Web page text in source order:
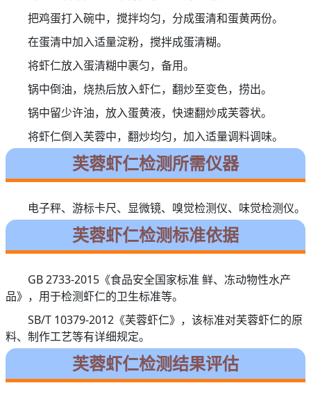
把鸡蛋打入碗中，搅拌均匀，分成蛋清和蛋黄两份。
在蛋清中加入适量淀粉，搅拌成蛋清糊。
将虾仁放入蛋清糊中裹匀，备用。
锅中倒油，烧热后放入虾仁，翻炒至变色，捞出。
锅中留少许油，放入蛋黄液，快速翻炒成芙蓉状。
将虾仁倒入芙蓉中，翻炒均匀，加入适量调料调味。
芙蓉虾仁检测所需仪器
电子秤、游标卡尺、显微镜、嗅觉检测仪、味觉检测仪。
芙蓉虾仁检测标准依据
GB 2733-2015《食品安全国家标准 鲜、冻动物性水产
品》，用于检测虾仁的卫生标准等。
SB/T 10379-2012《芙蓉虾仁》，该标准对芙蓉虾仁的原
料、制作工艺等有详细规定。
芙蓉虾仁检测结果评估